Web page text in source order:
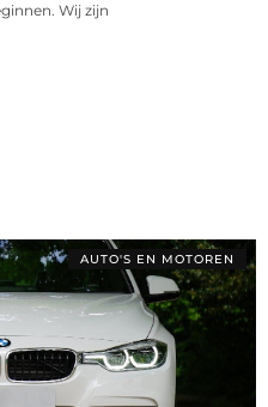
Wij zijn
AUTO'S EN MOTOREN